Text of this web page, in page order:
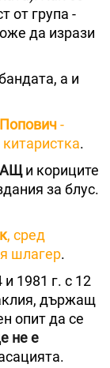
от група -
да изрази
а и
-
.
и кориците
за блус.
, сред
шлагер.
1981 г. с 12
държащ
опит да се
не е